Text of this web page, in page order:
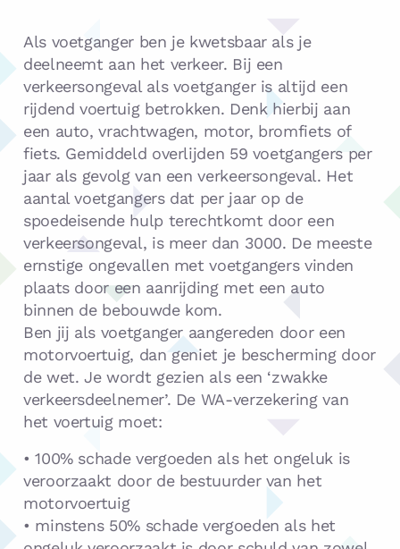
Als voetganger ben je kwetsbaar als je
deelneemt aan het verkeer. Bij een
verkeersongeval als voetganger is altijd een
rijdend voertuig betrokken. Denk hierbij aan
een auto, vrachtwagen, motor, bromfiets of
fiets. Gemiddeld overlijden 59 voetgangers per
jaar als gevolg van een verkeersongeval. Het
aantal voetgangers dat per jaar op de
spoedeisende hulp terechtkomt door een
verkeersongeval, is meer dan 3000. De meeste
ernstige ongevallen met voetgangers vinden
plaats door een aanrijding met een auto
binnen de bebouwde kom.
Ben jij als voetganger aangereden door een
motorvoertuig, dan geniet je bescherming door
de wet. Je wordt gezien als een ‘zwakke
verkeersdeelnemer’. De WA-verzekering van
het voertuig moet:
• 100% schade vergoeden als het ongeluk is
veroorzaakt door de bestuurder van het
motorvoertuig
• minstens 50% schade vergoeden als het